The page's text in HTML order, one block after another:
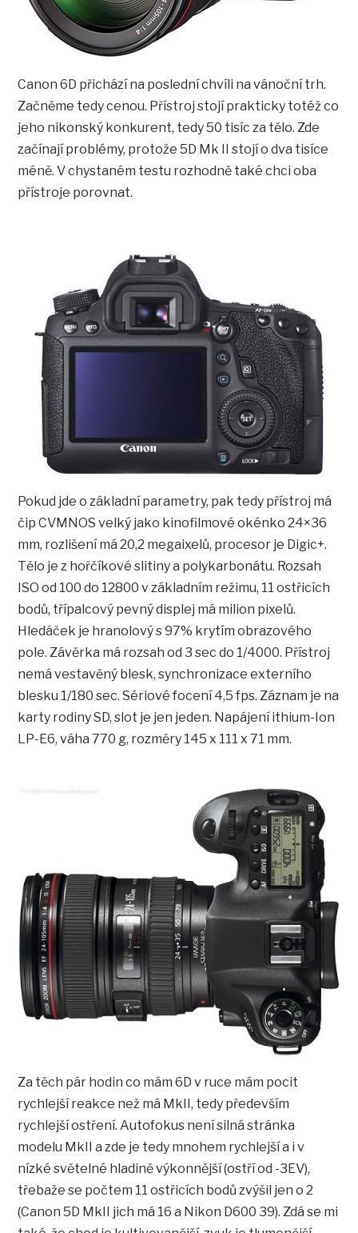
Canon 6D přichází na poslední chvíli na vánoční trh.
Začněme tedy cenou. Přístroj stojí prakticky totéž co
jeho nikonský konkurent, tedy 50 tisíc za tělo. Zde
začínají problémy, protože 5D Mk II stojí o dva tisíce
méně. V chystaném testu rozhodně také chci oba
přístroje porovnat.
Pokud jde o základní parametry, pak tedy přístroj má
čip CVMNOS velký jako kinofilmové okénko 24×36
mm, rozlišení má 20,2 megaixelů, procesor je Digic+.
Tělo je z hořčíkové slitiny a polykarbonátu. Rozsah
ISO od 100 do 12800 v základním režimu, 11 ostřicích
bodů, třípalcový pevný displej má milion pixelů.
Hledáček je hranolový s 97% krytím obrazového
pole. Závěrka má rozsah od 3 sec do 1/4000. Přístroj
nemá vestavěný blesk, synchronizace externího
blesku 1/180 sec. Sériové focení 4,5 fps. Záznam je na
karty rodiny SD, slot je jen jeden. Napájení ithium-Ion
LP-E6, váha 770 g, rozměry 145 x 111 x 71 mm.
Za těch pár hodin co mám 6D v ruce mám pocit
rychlejší reakce než má MkII, tedy především
rychlejší ostření. Autofokus není silná stránka
modelu MkII a zde je tedy mnohem rychlejší a i v
nízké světelné hladině výkonnější (ostří od -3EV),
třebaže se počtem 11 ostřicích bodů zvýšil jen o 2
(Canon 5D MkII jich má 16 a Nikon D600 39). Zdá se mi